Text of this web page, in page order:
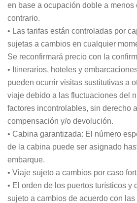
en base a ocupación doble a menos
contrario.
• Las tarifas están controladas por
sujetas a cambios en cualquier
Se reconfirmará precio con la
• Itinerarios, hoteles y
pueden ocurrir visitas sustitutivas a
viaje debido a las fluctuaciones del
factores incontrolables, sin derecho
compensación y/o devolución.
• Cabina garantizada: El número
de la cabina puede ser asignado
embarque.
• Viaje sujeto a cambios por caso
• El orden de los puertos turísticos y
sujeto a cambios de acuerdo con